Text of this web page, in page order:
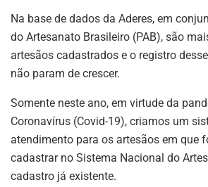
Na base de dados da Aderes, em
do Artesanato Brasileiro (PAB), são
artesãos cadastrados e o registro
não param de crescer.
Somente neste ano, em virtude da
Coronavírus (Covid-19), criamos um
atendimento para os artesãos em que
cadastrar no Sistema Nacional do
cadastro já existente.